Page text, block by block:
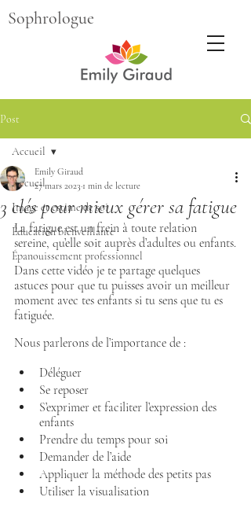
Sophrologue
Post
Accueil
Image et estime de soi
Éducation bienveillante
Épanouissement professionnel
Accueil
3 clés pour mieux gérer sa fatigue
Emily Giraud
27 mars 2023 1 min de lecture
La fatigue est un frein à toute relation
sereine, qu’elle soit auprès d’adultes ou enfants.
Dans cette vidéo je te partage quelques
astuces pour que tu puisses avoir un meilleur
moment avec tes enfants si tu sens que tu es
fatiguée.
Nous parlerons de l’importance de :
Déléguer
Se reposer
S’exprimer et faciliter l’expression des
enfants
Prendre du temps pour soi
Demander de l’aide
Appliquer la méthode des petits pas
Utiliser la visualisation